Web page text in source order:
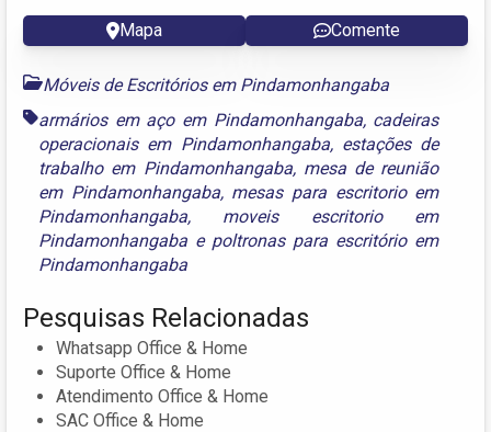
Mapa Comente
Móveis de Escritórios em Pindamonhangaba
armários em aço em Pindamonhangaba, cadeiras
operacionais em Pindamonhangaba, estações de
trabalho em Pindamonhangaba, mesa de reunião
em Pindamonhangaba, mesas para escritorio em
Pindamonhangaba, moveis escritorio em
Pindamonhangaba e poltronas para escritório em
Pindamonhangaba
Pesquisas Relacionadas
Whatsapp Office & Home
Suporte Office & Home
Atendimento Office & Home
SAC Office & Home